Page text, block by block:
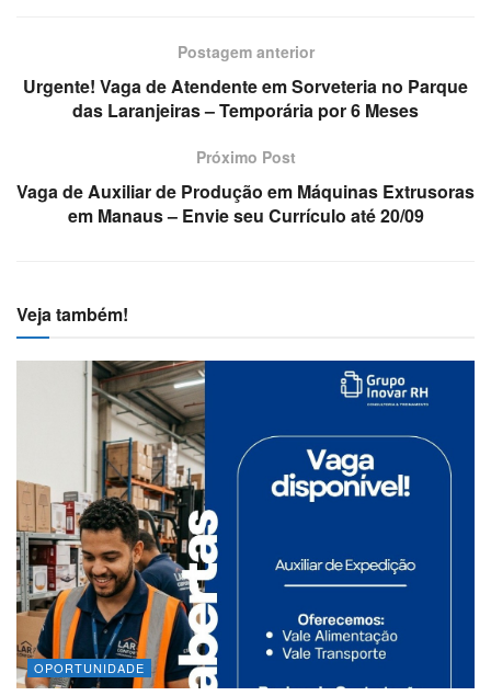
Postagem anterior
Urgente! Vaga de Atendente em Sorveteria no Parque
das Laranjeiras – Temporária por 6 Meses
Próximo Post
Vaga de Auxiliar de Produção em Máquinas Extrusoras
em Manaus – Envie seu Currículo até 20/09
Veja também!
OPORTUNIDADE